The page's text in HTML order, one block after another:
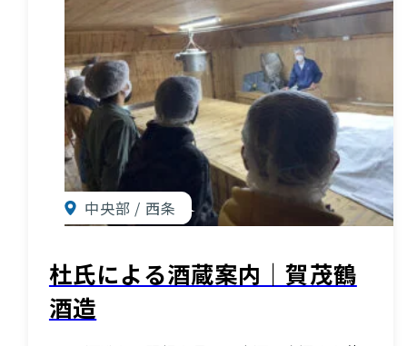
中央部 / 西条
杜氏による酒蔵案内｜賀茂鶴
酒造